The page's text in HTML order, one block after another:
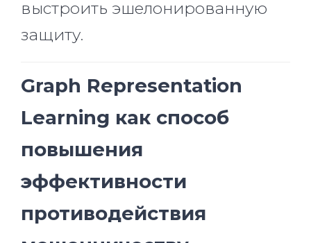
выстроить эшелонированную
защиту.
Graph Representation
Learning как способ
повышения
эффективности
противодействия